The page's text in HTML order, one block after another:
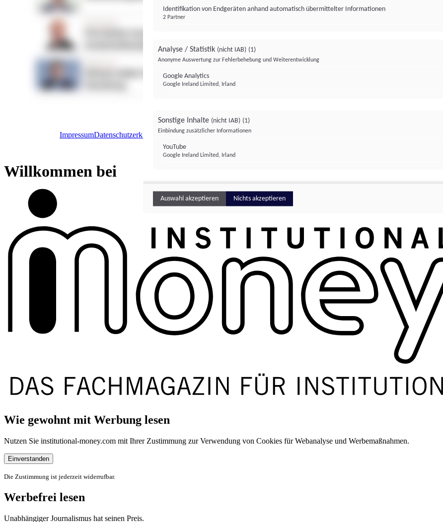
ImpressumDatenschutzerklärungDatenschutzeinstellungen
Willkommen bei
Wie gewohnt mit Werbung lesen
Nutzen Sie institutional-money.com mit Ihrer Zustimmung zur Verwendung von Cookies für Webanalyse und Werbemaßnahmen.
Einverstanden
Die Zustimmung ist jederzeit widerrufbar.
Werbefrei lesen
Unabhängiger Journalismus hat seinen Preis.
Identifikation von Endgeräten anhand automatisch übermittelter Informationen
2 Partner
Analyse / Statistik (nicht IAB) (1)
Anonyme Auswertung zur Fehlerbehebung und Weiterentwicklung
Google Analytics
Google Ireland Limited, Irland
Sonstige Inhalte (nicht IAB) (1)
Einbindung zusätzlicher Informationen
YouTube
Google Ireland Limited, Irland
Auswahl akzeptieren Nichts akzeptieren